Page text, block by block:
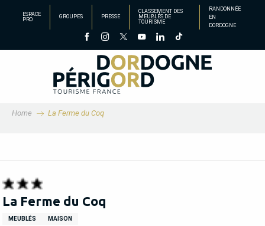
principal
ESPACE
PRO
GROUPES PRESSE
CLASSEMENT DES
MEUBLÉS DE
TOURISME
RANDONNÉE
EN
DORDOGNE
Home La Ferme du Coq
La Ferme du Coq
MEUBLÉS MAISON